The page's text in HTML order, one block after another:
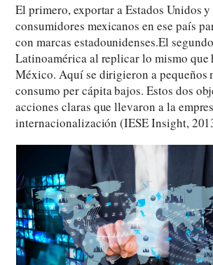
El primero, exportar a Estados Unidos
consumidores mexicanos en ese país
con marcas estadounidenses.El
Latinoamérica al replicar lo mismo que
México. Aquí se dirigieron a pequeños
consumo per cápita bajos. Estos dos
acciones claras que llevaron a la
internacionalización (IESE Insight,